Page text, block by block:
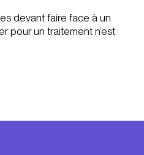
devant faire face à un
pour un traitement n’est